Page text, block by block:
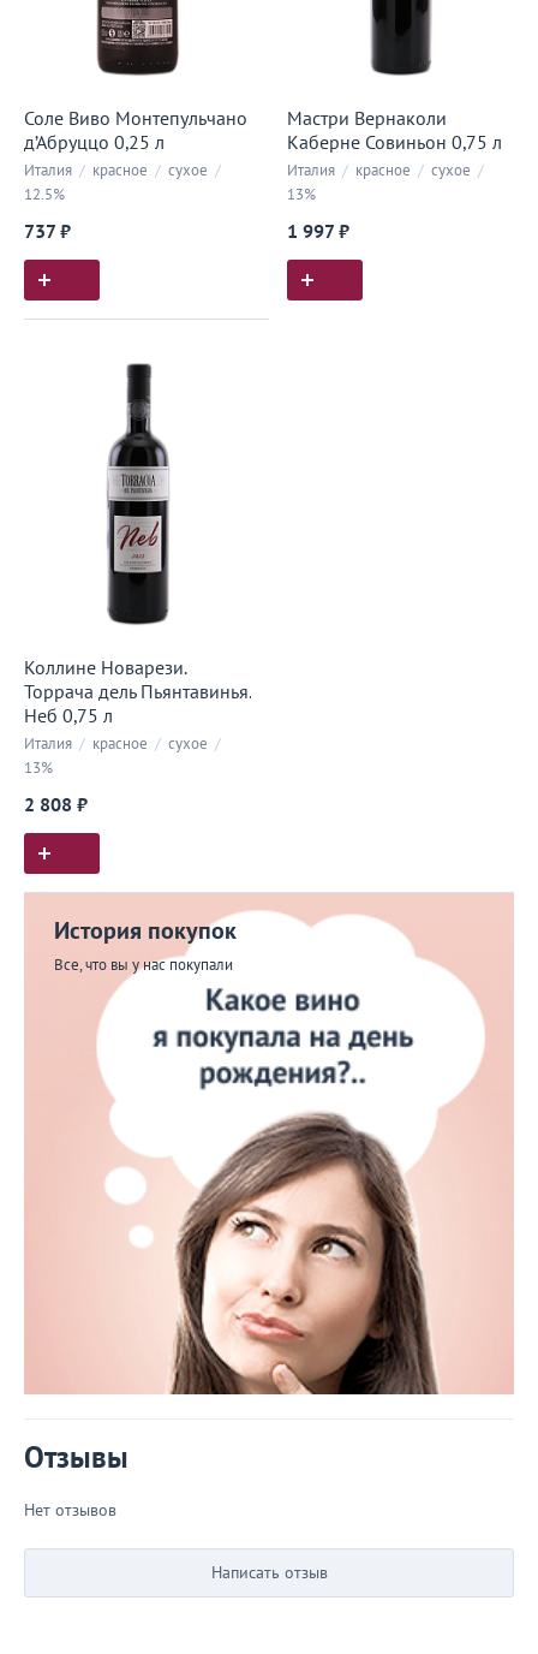
Соле Виво Монтепульчано
д’Абруццо 0,25 л
Италия / красное / сухое /
12.5%
737 ₽
Мастри Вернаколи
Каберне Совиньон 0,75 л
Италия / красное / сухое /
13%
1 997 ₽
Коллине Новарези.
Торрача дель Пьянтавинья.
Неб 0,75 л
Италия / красное / сухое /
13%
2 808 ₽
История покупок
Все, что вы у нас покупали
Отзывы
Нет отзывов
Написать отзыв